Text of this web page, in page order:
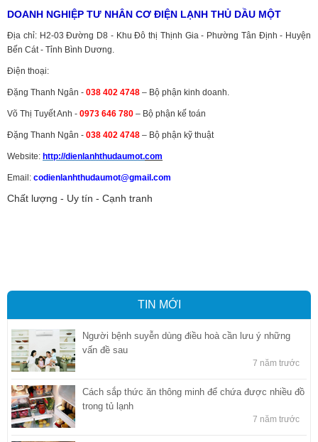
DOANH NGHIỆP TƯ NHÂN CƠ ĐIỆN LẠNH THỦ DẦU MỘT
Địa chỉ: H2-03 Đường D8 - Khu Đô thị Thịnh Gia - Phường Tân Định - Huyện
Bến Cát - Tỉnh Bình Dương.
Điện thoại:
Đặng Thanh Ngân - 038 402 4748 – Bộ phận kinh doanh.
Võ Thị Tuyết Anh - 0973 646 780 – Bộ phận kế toán
Đặng Thanh Ngân - 038 402 4748 – Bộ phận kỹ thuật
Website: http://dienlanhthudaumot.com
Email: codienlanhthudaumot@gmail.com
Chất lượng - Uy tín - Cạnh tranh
TIN MỚI
Người bệnh suyễn dùng điều hoà cần lưu ý những
vấn đề sau
7 năm trước
Cách sắp thức ăn thông minh để chứa được nhiều đồ
trong tủ lạnh
7 năm trước